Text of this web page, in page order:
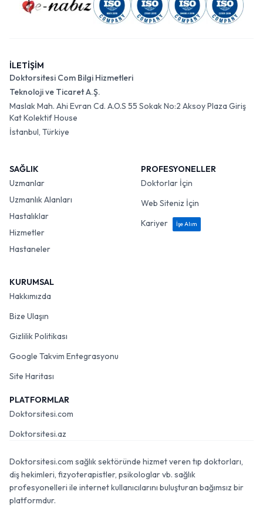
İLETİŞİM
Doktorsitesi Com Bilgi Hizmetleri
Teknoloji ve Ticaret A.Ş.
Maslak Mah. Ahi Evran Cd. A.O.S 55 Sokak No:2 Aksoy Plaza Giriş
Kat Kolektif House
İstanbul, Türkiye
SAĞLIK
Uzmanlar
Uzmanlık Alanları
Hastalıklar
Hizmetler
Hastaneler
PROFESYONELLER
Doktorlar İçin
Web Siteniz İçin
Kariyer
İşe Alım
KURUMSAL
Hakkımızda
Bize Ulaşın
Gizlilik Politikası
Google Takvim Entegrasyonu
Site Haritası
PLATFORMLAR
Doktorsitesi.com
Doktorsitesi.az
Doktorsitesi.com sağlık sektöründe hizmet veren tıp doktorları,
diş hekimleri, fizyoterapistler, psikologlar vb. sağlık
profesyonelleri ile internet kullanıcılarını buluşturan bağımsız bir
platformdur.